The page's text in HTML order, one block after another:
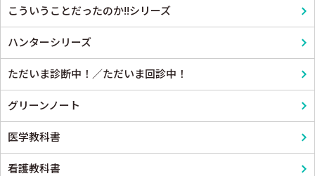
こういうことだったのか!!シリーズ
ハンターシリーズ
ただいま診断中！／ただいま回診中！
グリーンノート
医学教科書
看護教科書